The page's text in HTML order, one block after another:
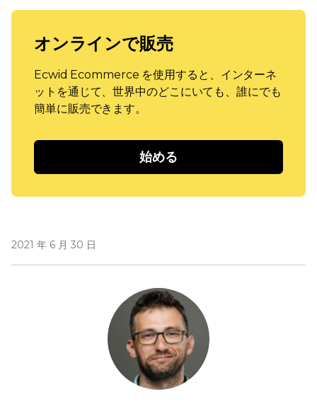
オンラインで販売
Ecwid Ecommerce を使用すると、インターネ
ットを通じて、世界中のどこにいても、誰にでも
簡単に販売できます。
始める
2021 年 6 月 30 日